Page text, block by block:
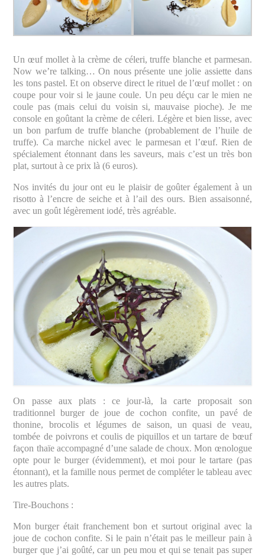
Un œuf mollet à la crème de céleri, truffe blanche et parmesan.
Now we’re talking… On nous présente une jolie assiette dans
les tons pastel. Et on observe direct le rituel de l’œuf mollet : on
coupe pour voir si le jaune coule. Un peu déçu car le mien ne
coule pas (mais celui du voisin si, mauvaise pioche). Je me
console en goûtant la crème de céleri. Légère et bien lisse, avec
un bon parfum de truffe blanche (probablement de l’huile de
truffe). Ca marche nickel avec le parmesan et l’œuf. Rien de
spécialement étonnant dans les saveurs, mais c’est un très bon
plat, surtout à ce prix là (6 euros).
Nos invités du jour ont eu le plaisir de goûter également à un
risotto à l’encre de seiche et à l’ail des ours. Bien assaisonné,
avec un goût légèrement iodé, très agréable.
On passe aux plats : ce jour-là, la carte proposait son
traditionnel burger de joue de cochon confite, un pavé de
thonine, brocolis et légumes de saison, un quasi de veau,
tombée de poivrons et coulis de piquillos et un tartare de bœuf
façon thaïe accompagné d’une salade de choux. Mon œnologue
opte pour le burger (évidemment), et moi pour le tartare (pas
étonnant), et la famille nous permet de compléter le tableau avec
les autres plats.
Tire-Bouchons :
Mon burger était franchement bon et surtout original avec la
joue de cochon confite. Si le pain n’était pas le meilleur pain à
burger que j’ai goûté, car un peu mou et qui se tenait pas super